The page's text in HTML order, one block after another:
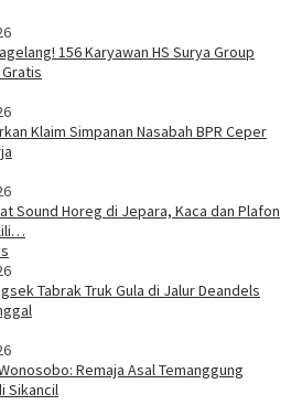
156 Karyawan HS Surya Group
Klaim Simpanan Nasabah BPR Ceper
Sound Horeg di Jepara, Kaca dan Plafon
Tabrak Truk Gula di Jalur Deandels
Remaja Asal Temanggung
Sikancil